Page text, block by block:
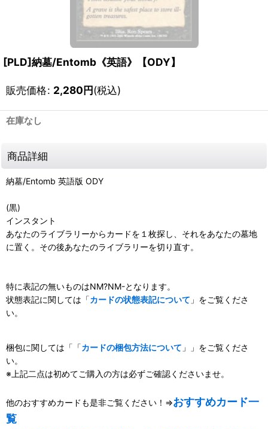
[PLD]納墓/Entomb《英語》【ODY】
販売価格: 2,280円(税込)
在庫なし
商品詳細
納墓/Entomb 英語版 ODY
(黒)
インスタント
あなたのライブラリーからカードを１枚探し、それをあなたの墓地
に置く。その後あなたのライブラリーを切り直す。
特に表記の無いものはNM?NM-となります。
状態表記に関しては「カードの状態表記について 」をご覧くださ
い。
梱包に関しては「「カードの梱包方法について 」」をご覧くださ
い。
※上記二点は初めてご購入の方は必ずご確認くださいませ。
他のおすすめカードも是非ご覧ください！⇒おすすめカード一
覧